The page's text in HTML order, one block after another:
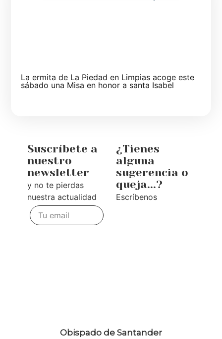
La ermita de La Piedad en Limpias acoge este
sábado una Misa en honor a santa Isabel
Suscríbete a
nuestro
newsletter
y no te pierdas
nuestra actualidad
¿Tienes
alguna
sugerencia o
queja...?
Escríbenos
Obispado de Santander